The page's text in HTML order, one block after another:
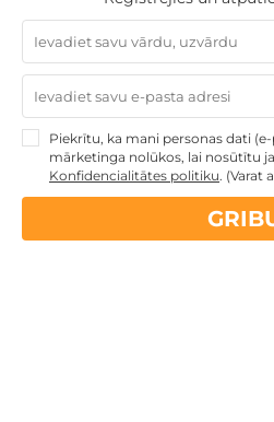
Nekādasapkalpošanas
naudas
Kvalitatīva klientu
GribuAtpusties.lv
Piekrītu, ka mani personas dati
mārketinga nolūkos, lai nosūtītu
Konfidencialitātes politiku. (Varat